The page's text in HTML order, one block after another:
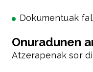
Dokumentuak
Onuradunen
Atzerapenak sor